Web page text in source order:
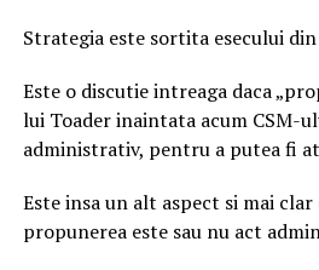
Strategia este sortita esecului
Este o discutie intreaga daca
lui Toader inaintata acum CSM-
administrativ, pentru a putea fi
Este insa un alt aspect si mai clar
propunerea este sau nu act